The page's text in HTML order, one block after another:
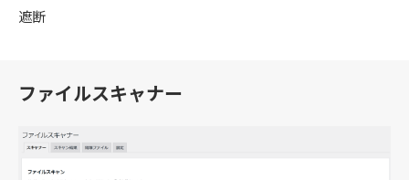
遮断
ファイルスキャナー